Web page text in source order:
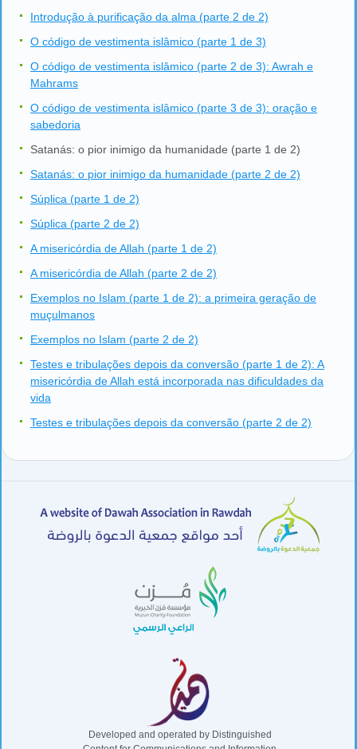
Introdução à purificação da alma (parte 2 de 2)
O código de vestimenta islâmico (parte 1 de 3)
O código de vestimenta islâmico (parte 2 de 3): Awrah e
Mahrams
O código de vestimenta islâmico (parte 3 de 3): oração e
sabedoria
Satanás: o pior inimigo da humanidade (parte 1 de 2)
Satanás: o pior inimigo da humanidade (parte 2 de 2)
Súplica (parte 1 de 2)
Súplica (parte 2 de 2)
A misericórdia de Allah (parte 1 de 2)
A misericórdia de Allah (parte 2 de 2)
Exemplos no Islam (parte 1 de 2): a primeira geração de
muçulmanos
Exemplos no Islam (parte 2 de 2)
Testes e tribulações depois da conversão (parte 1 de 2): A
misericórdia de Allah está incorporada nas dificuldades da
vida
Testes e tribulações depois da conversão (parte 2 de 2)
Developed and operated by Distinguished